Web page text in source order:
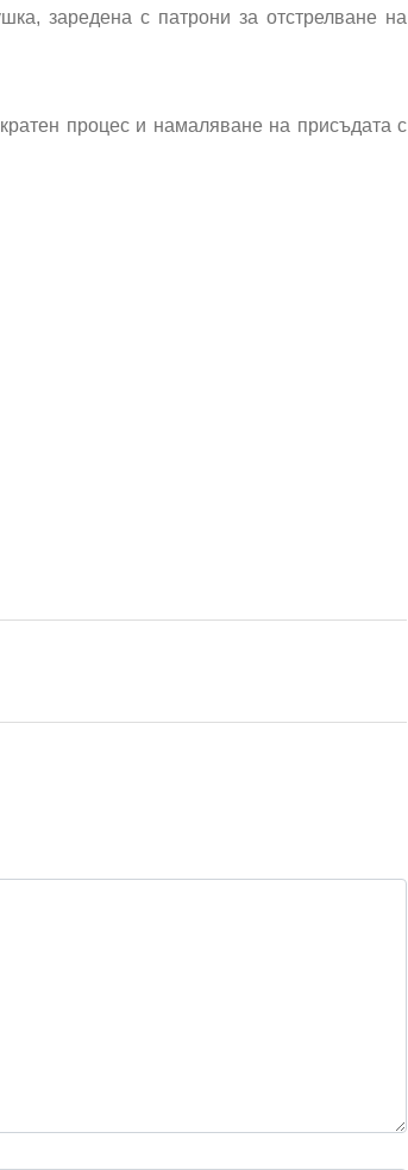
заредена с патрони за отстрелване на
процес и намаляване на присъдата с